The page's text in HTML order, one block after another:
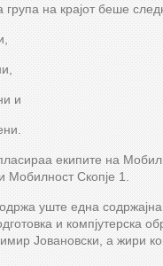
на крајот беше
и
екипите на
Мобилност Скопје 1.
уште една
и компјутерска
Јовановски, а жири